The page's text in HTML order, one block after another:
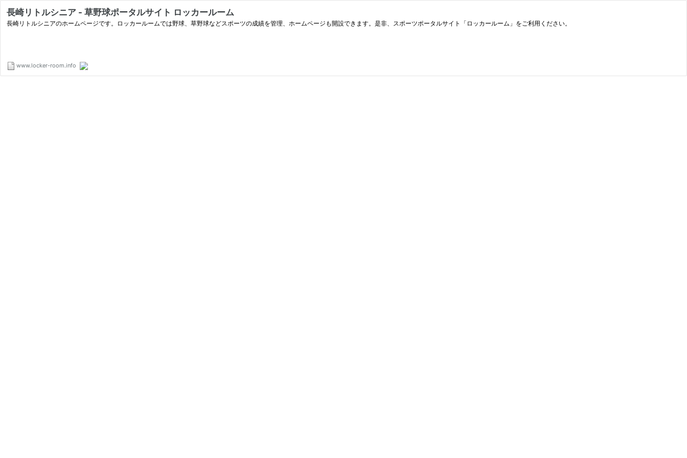
長崎リトルシニア - 草野球ポータルサイト ロッカールーム
長崎リトルシニアのホームページです。ロッカールームでは野球、草野球などスポーツの成績を管理、ホームページも開設できます。是非、スポーツポータルサイト「ロッカールーム」をご利用ください。
www.locker-room.info